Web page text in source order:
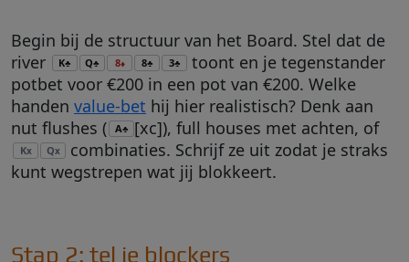
Begin bij de structuur van het Board. Stel dat de
river
K♣ Q♣ 8♦ 8♣ 3♣
toont en je tegenstander
potbet voor €200 in een pot van €200. Welke
handen value-bet hij hier realistisch? Denk aan
nut flushes ( A♣ [xc]), full houses met achten, of
Kx Qx
combinaties. Schrijf ze uit zodat je straks
kunt wegstrepen wat jij blokkeert.
Stap 2: tel je blockers